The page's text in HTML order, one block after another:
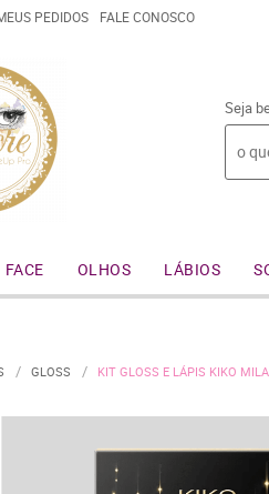
PEDIDOS FALE CONOSCO
Seja
FACE OLHOS LÁBIOS
GLOSS KIT GLOSS E LÁPIS KIKO